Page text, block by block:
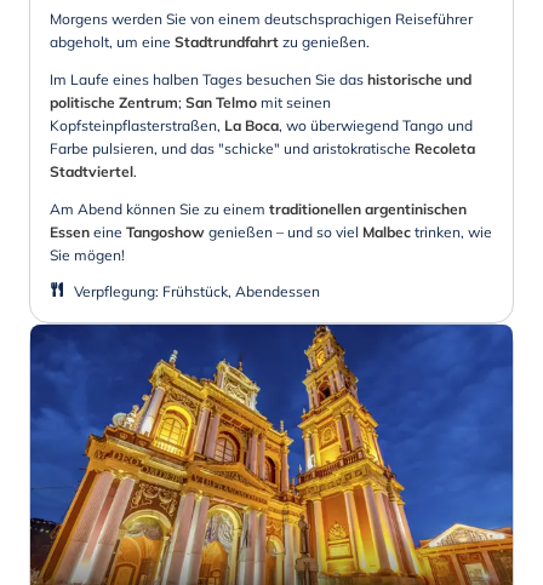
Morgens werden Sie von einem deutschsprachigen Reiseführer
abgeholt, um eine Stadtrundfahrt zu genießen.
Im Laufe eines halben Tages besuchen Sie das historische und
politische Zentrum; San Telmo mit seinen
Kopfsteinpflasterstraßen, La Boca, wo überwiegend Tango und
Farbe pulsieren, und das "schicke" und aristokratische Recoleta
Stadtviertel.
Am Abend können Sie zu einem traditionellen argentinischen
Essen eine Tangoshow genießen – und so viel Malbec trinken, wie
Sie mögen!
Verpflegung: Frühstück, Abendessen